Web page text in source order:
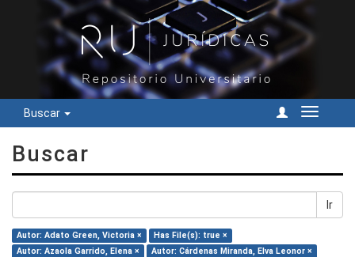
Buscar
Cambiar
Buscar
Ir
Autor: Adato Green, Victoria ×
Has File(s): true ×
Autor: Azaola Garrido, Elena ×
Autor: Cárdenas Miranda, Elva Leonor ×